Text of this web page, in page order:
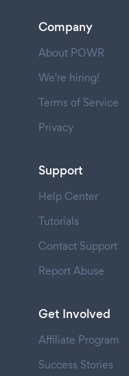
Company
About POWR
We're hiring!
Terms of Service
Privacy
Support
Help Center
Tutorials
Contact Support
Report Abuse
Get Involved
Affiliate Program
Success Stories